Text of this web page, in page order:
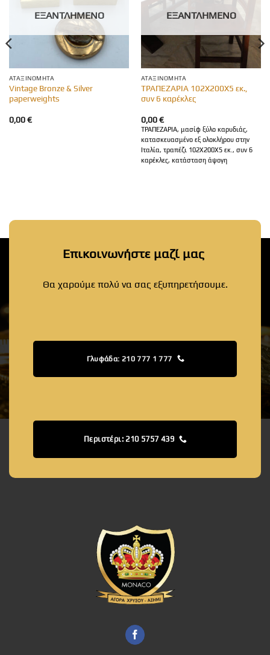
ΕΞΑΝΤΛΗΜΈΝΟ
ΑΤΑΞΙΝΌΜΗΤΑ
Vintage Bronze & Silver
paperweights
0,00€
ΕΞΑΝΤΛΗΜΈΝΟ
ΑΤΑΞΙΝΌΜΗΤΑ
ΤΡΑΠΕΖΑΡΙΑ 102Χ200Χ5 εκ.,
συν 6 καρέκλες
0,00€
ΤΡΑΠΕΖΑΡΙΑ, μασίφ ξύλο καρυδιάς,
κατασκευασμένο εξ ολοκλήρου στην
Ιταλία, τραπέζι 102Χ200Χ5 εκ., συν 6
καρέκλες, κατάσταση άψογη
Επικοινωνήστε μαζί μας
Θα χαρούμε πολύ να σας εξυπηρετήσουμε.
Γλυφάδα: 210 777 1 777
Περιστέρι: 210 5757 439